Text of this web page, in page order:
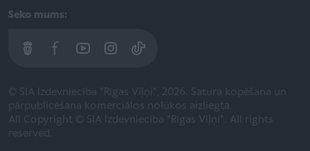
Seko mums:
© SIA Izdevniecība "Rīgas Viļņi", 2026. Satura kopēšana un
pārpublicēšana komerciālos nolūkos aizliegta.
All Copyright © SIA Izdevniecība "Rīgas Viļņi". All rights
reserved.